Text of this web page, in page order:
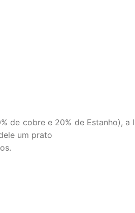
de cobre e 20% de Estanho),
um prato